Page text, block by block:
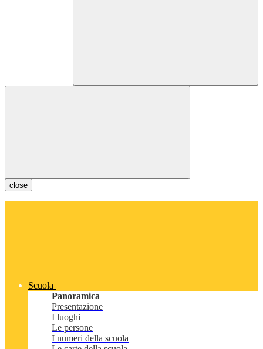
close
Scuola
Panoramica
Presentazione
I luoghi
Le persone
I numeri della scuola